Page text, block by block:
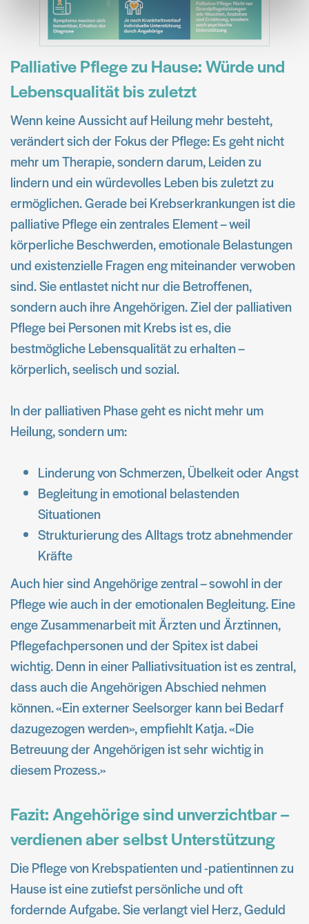
weiteren Daten zusammen, die Sie ihnen bereitgestellt
haben oder die sie im Rahmen Ihrer Nutzung der Dienste
gesammelt haben.
Palliative Pflege zu Hause: Würde und
Lebensqualität bis zuletzt
Wenn keine Aussicht auf Heilung mehr besteht,
verändert sich der Fokus der Pflege: Es geht nicht
mehr um Therapie, sondern darum, Leiden zu
lindern und ein würdevolles Leben bis zuletzt zu
ermöglichen. Gerade bei Krebserkrankungen ist die
palliative Pflege ein zentrales Element – weil
körperliche Beschwerden, emotionale Belastungen
und existenzielle Fragen eng miteinander verwoben
sind. Sie entlastet nicht nur die Betroffenen,
sondern auch ihre Angehörigen. Ziel der palliativen
Pflege bei Personen mit Krebs ist es, die
bestmögliche Lebensqualität zu erhalten –
körperlich, seelisch und sozial.
In der palliativen Phase geht es nicht mehr um
Heilung, sondern um:
Linderung von Schmerzen, Übelkeit oder Angst
Begleitung in emotional belastenden
Situationen
Strukturierung des Alltags trotz abnehmender
Kräfte
Auch hier sind Angehörige zentral – sowohl in der
Pflege wie auch in der emotionalen Begleitung. Eine
enge Zusammenarbeit mit Ärzten und Ärztinnen,
Pflegefachpersonen und der Spitex ist dabei
wichtig. Denn in einer Palliativsituation ist es zentral,
dass auch die Angehörigen Abschied nehmen
können. «Ein externer Seelsorger kann bei Bedarf
dazugezogen werden», empfiehlt Katja. «Die
Betreuung der Angehörigen ist sehr wichtig in
diesem Prozess.»
Fazit: Angehörige sind unverzichtbar –
verdienen aber selbst Unterstützung
Die Pflege von Krebspatienten und -patientinnen zu
Hause ist eine zutiefst persönliche und oft
fordernde Aufgabe. Sie verlangt viel Herz, Geduld